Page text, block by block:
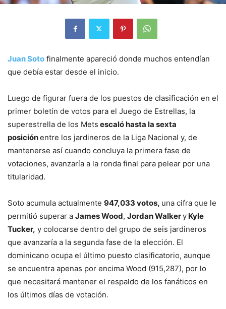
Juan Soto finalmente apareció donde muchos entendían
que debía estar desde el inicio.
Luego de figurar fuera de los puestos de clasificación en el
primer boletín de votos para el Juego de Estrellas, la
superestrella de los Mets escaló hasta la sexta
posiciónentre los jardineros de la Liga Nacional y, de
mantenerse así cuando concluya la primera fase de
votaciones, avanzaría a la ronda final para pelear por una
titularidad.
Soto acumula actualmente 947,033 votos, una cifra que le
permitió superar a James Wood, Jordan Walkery Kyle
Tucker, y colocarse dentro del grupo de seis jardineros
que avanzaría a la segunda fase de la elección. El
dominicano ocupa el último puesto clasificatorio, aunque
se encuentra apenas por encima Wood (915,287), por lo
que necesitará mantener el respaldo de los fanáticos en
los últimos días de votación.